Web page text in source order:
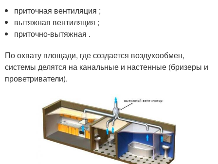
приточная вентиляция ;
вытяжная вентиляция ;
приточно-вытяжная .
По охвату площади, где создается воздухообмен,
системы делятся на канальные и настенные (бризеры и
проветриватели).